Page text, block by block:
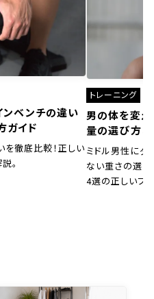
ンベンチの違い
ガイド
を徹底比較！正しい
。
トレーニング
男の体を変え
量の選び方と
ミドル男性にダ
ない重さの選び
4選の正しいフ